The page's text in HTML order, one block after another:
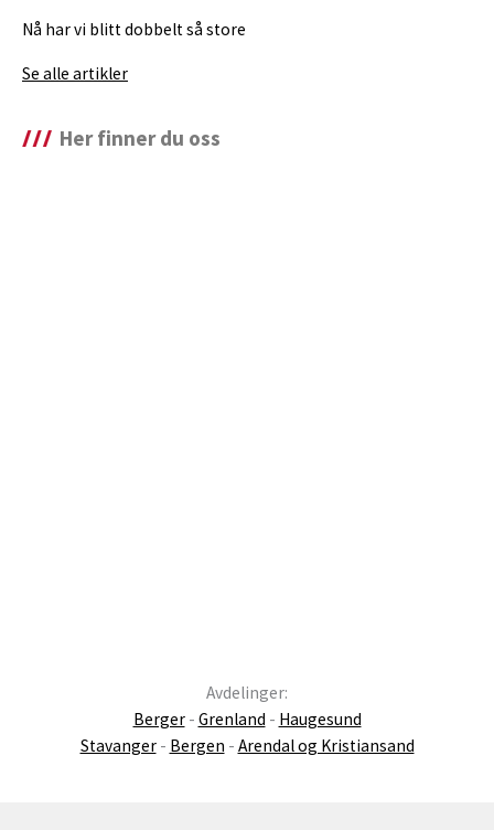
Nå har vi blitt dobbelt så store
Se alle artikler
Her finner du oss
Avdelinger:
Berger- Grenland - Haugesund
Stavanger- Bergen - Arendal og Kristiansand